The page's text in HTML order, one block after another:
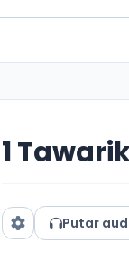
1
Putar